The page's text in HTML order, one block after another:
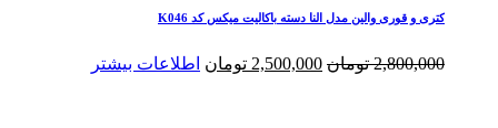
کتری و قوری والین مدل النا دسته باکالیت میکس کد K046
2,800,000 تومان قیمت
2,500,000 تومان قیمت
اطلاعات بیشتر